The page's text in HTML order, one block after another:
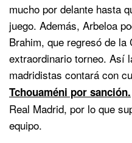
mucho por delante hasta
juego. Además, Arbeloa
Brahim, que regresó de
extraordinario torneo. Así
madridistas contará con
Tchouaméni por sanción.
Real Madrid, por lo que
equipo.